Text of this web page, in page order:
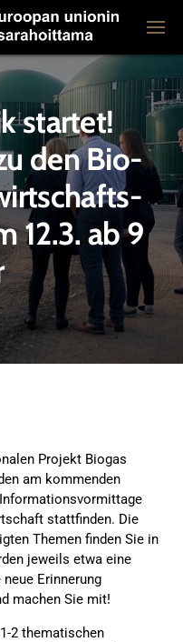
startet!
den Bio-
12.3. ab 9
Projekt Biogas
am kommenden
stattfinden. Die
Themen finden Sie in
jeweils etwa eine
Erinnerung
machen Sie mit!
2 thematischen